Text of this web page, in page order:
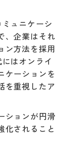
ュニケーシ
、企業はそれ
ン方法を採用
はオンライ
ケーションを
を重視したア
ションが円滑
化されること